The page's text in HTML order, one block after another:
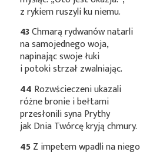
z rykiem ruszyli ku niemu.
43Chmarą rydwanów natarli
na samojednego woja,
napinając swoje łuki
i potoki strzał zwalniając.
44 Rozwścieczeni ukazali
różne bronie i bełtami
przesłonili syna Prythy
jak Dnia Twórcę kryją chmury.
45Z impetem wpadli na niego